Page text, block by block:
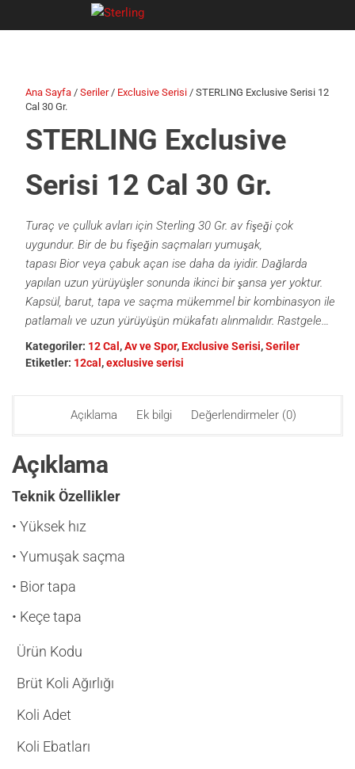
geç
Ana Sayfa/ Seriler/ Exclusive Serisi/ STERLING Exclusive Serisi 12
Cal 30 Gr.
STERLING Exclusive
Serisi 12 Cal 30 Gr.
Turaç ve çulluk avları için Sterling 30 Gr. av fişeği çok
uygundur. Bir de bu fişeğin saçmaları yumuşak,
tapası Bior veya çabuk açan ise daha da iyidir. Dağlarda
yapılan uzun yürüyüşler sonunda ikinci bir şansa yer yoktur.
Kapsül, barut, tapa ve saçma mükemmel bir kombinasyon ile
patlamalı ve uzun yürüyüşün mükafatı alınmalıdır. Rastgele…
Kategoriler: 12 Cal ,Av ve Spor,Exclusive Serisi,Seriler
Etiketler: 12cal ,exclusive serisi
Açıklama Ek bilgi Değerlendirmeler (0)
Açıklama
Teknik Özellikler
• Yüksek hız
• Yumuşak saçma
• Bior tapa
• Keçe tapa
Ürün Kodu
Brüt Koli Ağırlığı
Koli Adet
Koli Ebatları